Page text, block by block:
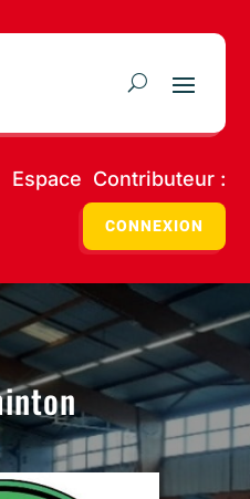
Espace Contributeur :
CONNEXION